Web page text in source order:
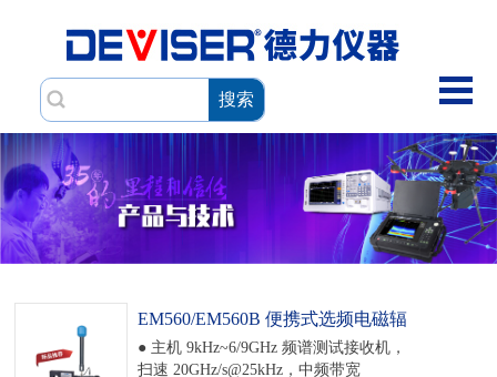
搜索
EM560/EM560B 便携式选频电磁辐
射分析仪
● 主机 9kHz~6/9GHz 频谱测试接收机，
扫速 20GHz/s@25kHz，中频带宽